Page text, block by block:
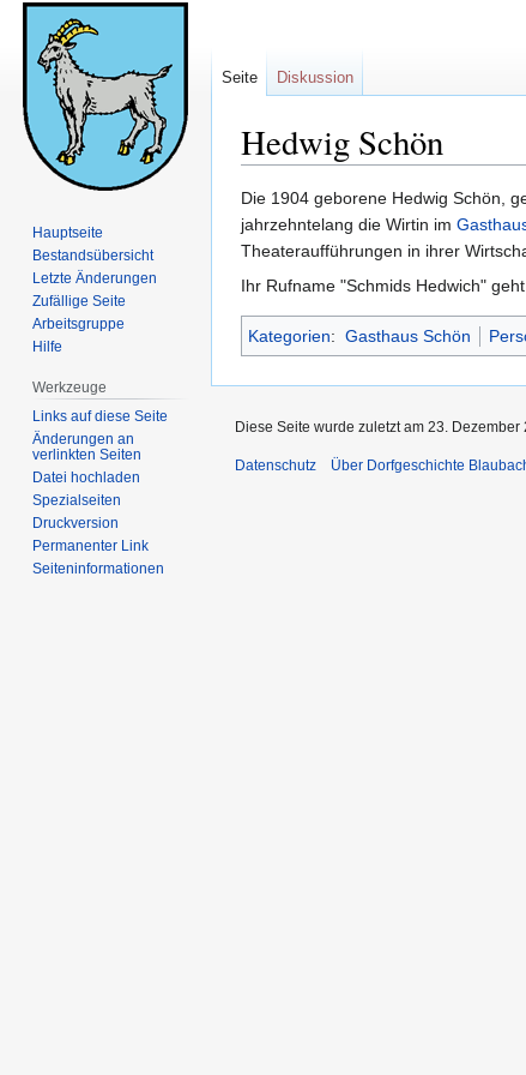
Hedwig Schön
Zur
Navigation
springen
Zur
Suche
springen
Die 1904 geborene Hedwig Schön,
jahrzehntelang die Wirtin im
Theateraufführungen in ihrer
Ihr Rufname "Schmids Hedwich"
Kategorien: Gasthaus Schön
Seite Diskussion
Hauptseite
Bestandsübersicht
Letzte Änderungen
Zufällige Seite
Arbeitsgruppe
Hilfe
Werkzeuge
Links auf diese Seite
Änderungen an
verlinkten Seiten
Datei hochladen
Spezialseiten
Druckversion
Permanenter Link
Seiten­informationen
Diese Seite wurde zuletzt am 23.
Datenschutz Über Dorfgeschichte